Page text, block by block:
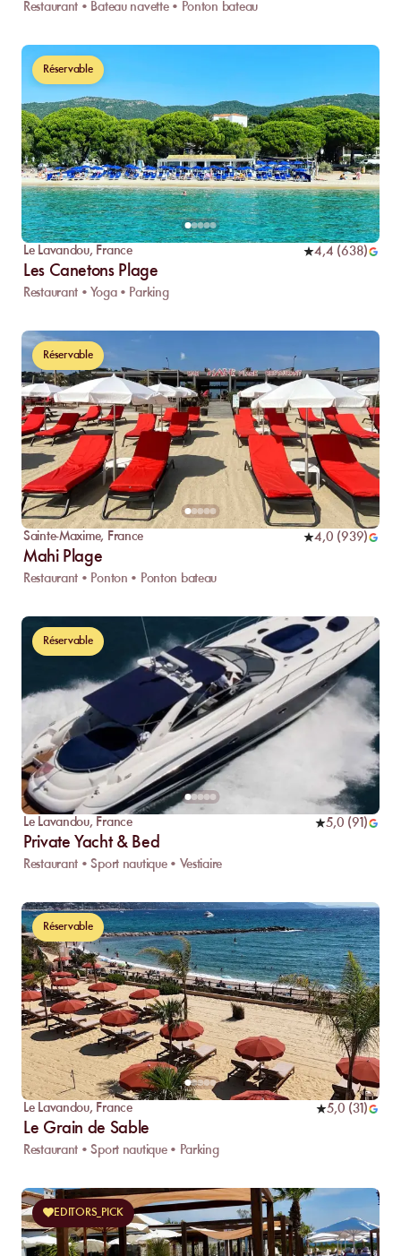
Restaurant • Bateau navette • Ponton bateau
Réservable
Le Lavandou, France 4,4 (638)
Les Canetons Plage
Restaurant • Yoga • Parking
Réservable
Sainte-Maxime, France 4,0 (939)
Mahi Plage
Restaurant • Ponton • Ponton bateau
Réservable
Le Lavandou, France 5,0 (91 )
Private Yacht & Bed
Restaurant • Sport nautique • Vestiaire
Réservable
Le Lavandou, France 5,0 (31 )
Le Grain de Sable
Restaurant • Sport nautique • Parking
EDITORS_PICK